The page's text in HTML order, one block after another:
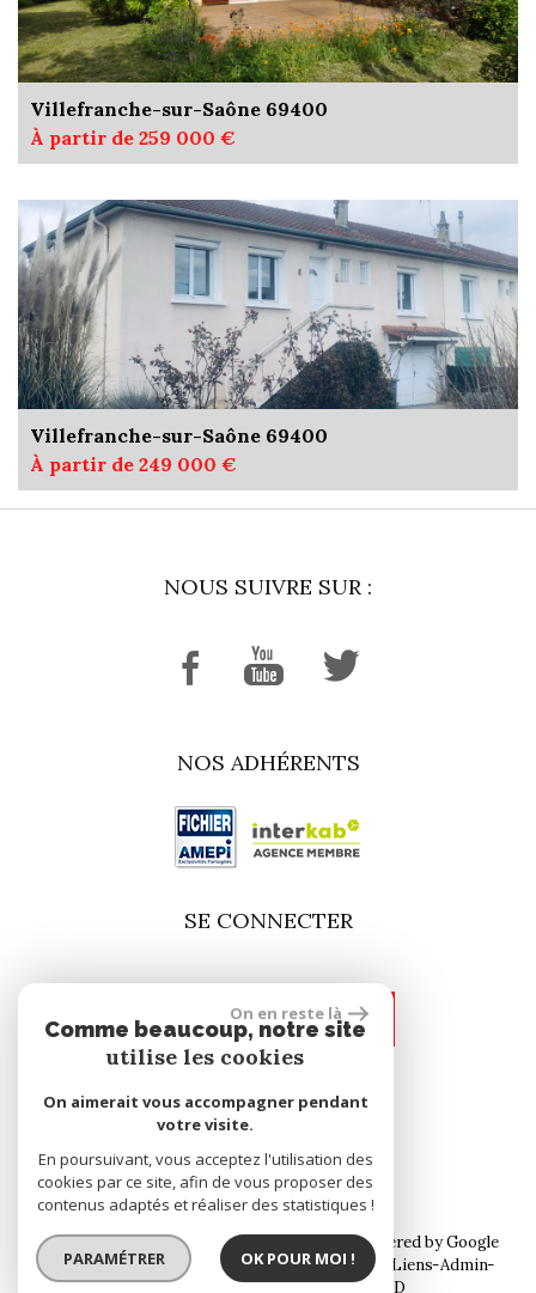
Villefranche-sur-Saône 69400
À partir de 259 000 €
Villefranche-sur-Saône 69400
À partir de 249 000 €
NOUS SUIVRE SUR :
NOS ADHÉRENTS
SE CONNECTER
espace propriétaire
site réalisé par
© 2026 | Tous droits réservés | Traduction powered by Google
Plan du site Mentions légales Nos honoraires Liens Admin
Toutes nos annonces Politique RGPD
On en reste là
Comme beaucoup, notre site
utilise les cookies
On aimerait vous accompagner pendant
votre visite.
En poursuivant, vous acceptez l'utilisation des
cookies par ce site, afin de vous proposer des
contenus adaptés et réaliser des statistiques !
PARAMÉTRER OK POUR MOI !